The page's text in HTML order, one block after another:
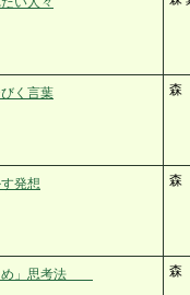
く言葉 森
発想 森
め」思考法 森